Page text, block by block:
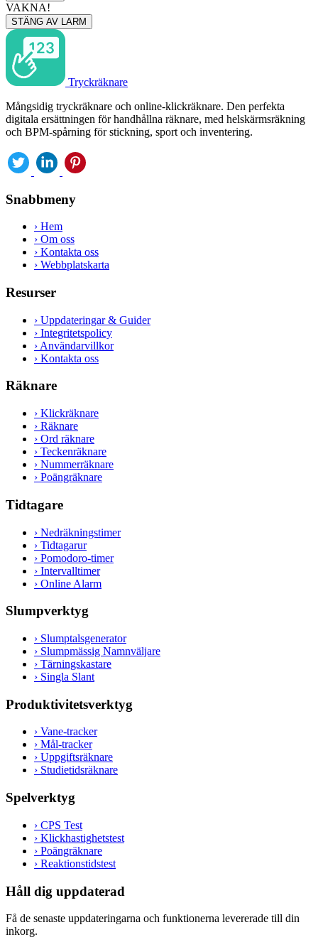
VAKNA!
STÄNG AV LARM
Tryckräknare
Mångsidig tryckräknare och online-klickräknare. Den perfekta
digitala ersättningen för handhållna räknare, med helskärmsräkning
och BPM-spårning för stickning, sport och inventering.
Snabbmeny
› Hem
› Om oss
› Kontakta oss
› Webbplatskarta
Resurser
› Uppdateringar & Guider
› Integritetspolicy
› Användarvillkor
› Kontakta oss
Räknare
› Klickräknare
› Räknare
› Ord räknare
› Teckenräknare
› Nummerräknare
› Poängräknare
Tidtagare
› Nedräkningstimer
› Tidtagarur
› Pomodoro-timer
› Intervalltimer
› Online Alarm
Slumpverktyg
› Slumptalsgenerator
› Slumpmässig Namnväljare
› Tärningskastare
› Singla Slant
Produktivitetsverktyg
› Vane-tracker
› Mål-tracker
› Uppgiftsräknare
› Studietidsräknare
Spelverktyg
› CPS Test
› Klickhastighetstest
› Poängräknare
› Reaktionstidstest
Håll dig uppdaterad
Få de senaste uppdateringarna och funktionerna levererade till din
inkorg.